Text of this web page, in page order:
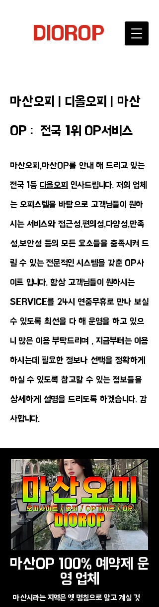
DIOROP
마산오피 | 디올오피 | 마산
OP : 전국 1위 OP서비스
마산오피,마산OP를 안내 해 드리고 있는
전국 1등 디올오피 인사드립니다. 저희 업체
는 오피스텔을 바탕으로 고객님들이 원하
시는 서비스와 접근성,편의성,다양성,만족
성,보안성 등의 모든 요소들을 충족시켜 드
릴 수 있는 전문적인 시스템을 갖춘 OP사
이트 입니다. 항상 고객님들이 원하시는
SERVICE를 24시 연중무휴로 만나 보실
수 있도록 최선을 다 해 운영을 하고 있으
니 많은 이용 부탁드리며 , 지금부터는 이용
하시는데 필요한 정보나 선택을 정확하게
하실 수 있도록 참고할 수 있는 정보들을
상세하게 설명을 드리도록 하겠습니다. 감
사합니다.
마산OP 100% 예약제 운
영 업체
마산시라는 지역은 옛 명칭으로 알고 계실 것